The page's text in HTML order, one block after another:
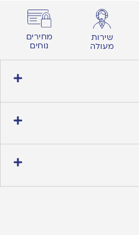
שירות
מעולה
מחירים
נוחים